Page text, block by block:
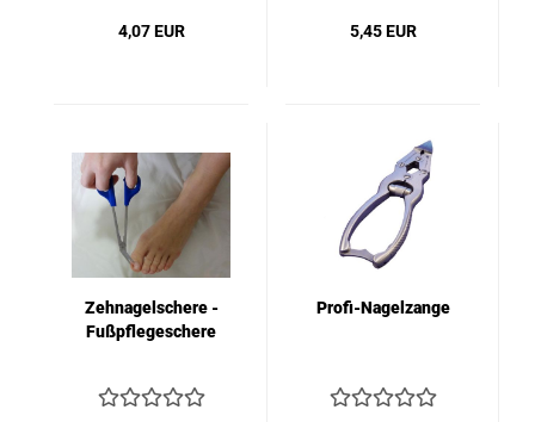
4,07 EUR 5,45 EUR
Zehnagelschere -
Fußpflegeschere
Profi-Nagelzange